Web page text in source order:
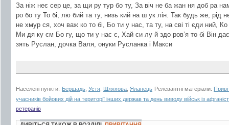
За ніж неє сер це, за щи ру тур бо ту, За віч не ба жан ня доб ра
ро бо ту То бі, лю бий та ту, низь кий на ш ук лін. Так будь же, рід
не хмур ся, хоч важ ко то бі, Бо ти у нас, та ту, на сві ті єди ний,
Ми дя ку єм Бо гу, що ти у нас є, Хай си лу й здо ров’я то бі Він
зять Руслан, дочка Валя, онуки Русланка і Макси
Населені пункти: Бершадь Устя Шляхова Яланець Релевантні матеріали:
учасників бойових дій на території інших держав та день виводу військ із
ветеранів